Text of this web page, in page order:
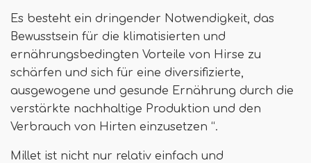
Es besteht ein dringender Notwendigkeit, das
Bewusstsein für die klimatisierten und
ernährungsbedingten Vorteile von Hirse zu
schärfen und sich für eine diversifizierte,
ausgewogene und gesunde Ernährung durch die
verstärkte nachhaltige Produktion und den
Verbrauch von Hirten einzusetzen “.
Millet ist nicht nur relativ einfach und